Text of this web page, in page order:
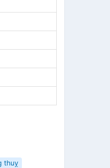
thuỵ